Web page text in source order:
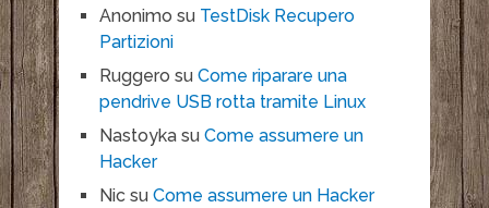
Anonimo su TestDisk Recupero
Partizioni
Ruggero su Come riparare una
pendrive USB rotta tramite Linux
Nastoykasu Come assumere un
Hacker
Nicsu Come assumere un Hacker